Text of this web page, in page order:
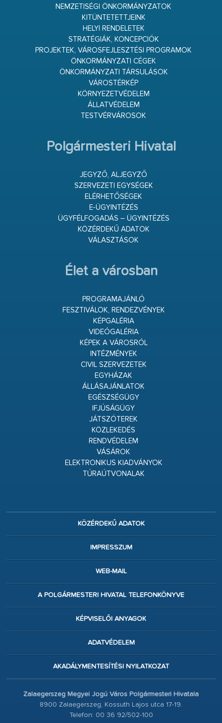
NEMZETISÉGI ÖNKORMÁNYZATOK
KITÜNTETETTJEINK
HELYI RENDELETEK
STRATÉGIÁK, KONCEPCIÓK
PROJEKTEK, VÁROSFEJLESZTÉSI PROGRAMOK
ÖNKORMÁNYZATI CÉGEK
ÖNKORMÁNYZATI TÁRSULÁSOK
VÁROSTÉRKÉP
KÖRNYEZETVÉDELEM
ÁLLATVÉDELEM
TESTVÉRVÁROSOK
Polgármesteri Hivatal
JEGYZŐ, ALJEGYZŐ
SZERVEZETI EGYSÉGEK
ELÉRHETŐSÉGEK
E-ÜGYINTÉZÉS
ÜGYFÉLFOGADÁS – ÜGYINTÉZÉS
KÖZÉRDEKŰ ADATOK
VÁLASZTÁSOK
Élet a városban
PROGRAMAJÁNLÓ
FESZTIVÁLOK, RENDEZVÉNYEK
KÉPGALÉRIA
VIDEÓGALÉRIA
KÉPEK A VÁROSRÓL
INTÉZMÉNYEK
CIVIL SZERVEZETEK
EGYHÁZAK
ÁLLÁSAJÁNLATOK
EGÉSZSÉGÜGY
IFJÚSÁGÜGY
JÁTSZÓTEREK
KÖZLEKEDÉS
RENDVÉDELEM
VÁSÁROK
ELEKTRONIKUS KIADVÁNYOK
TÚRAÚTVONALAK
KÖZÉRDEKŰ ADATOK
IMPRESSZUM
WEB-MAIL
A POLGÁRMESTERI HIVATAL TELEFONKÖNYVE
KÉPVISELŐI ANYAGOK
ADATVÉDELEM
AKADÁLYMENTESÍTÉSI NYILATKOZAT
Zalaegerszeg Megyei Jogú Város Polgármesteri Hivatala
8900 Zalaegerszeg, Kossuth Lajos utca 17-19.
Telefon: 00 36 92/502-100